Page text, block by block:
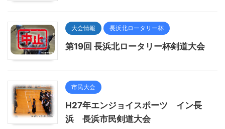
大会情報 長浜北ロータリー杯
第19回 長浜北ロータリー杯剣道大会
市民大会
H27年エンジョイスポーツ イン長
浜 長浜市民剣道大会